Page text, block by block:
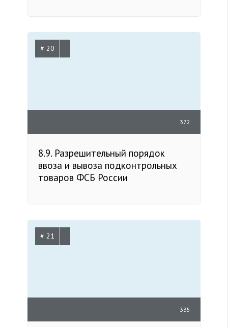
# 20
372
8.9. Разрешительный порядок
ввоза и вывоза подконтрольных
товаров ФСБ России
# 21
335